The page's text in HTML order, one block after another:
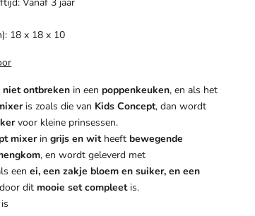
18 x 18 x 10
niet ontbreken in een poppenkeuken, en als het
is zoals die van Kids Concept, dan wordt
voor kleine prinsessen.
mixeringrijs en witheeft bewegende
, en wordt geleverd met
eenei, een zakje bloem en suiker, en een
dit mooie set compleetis.